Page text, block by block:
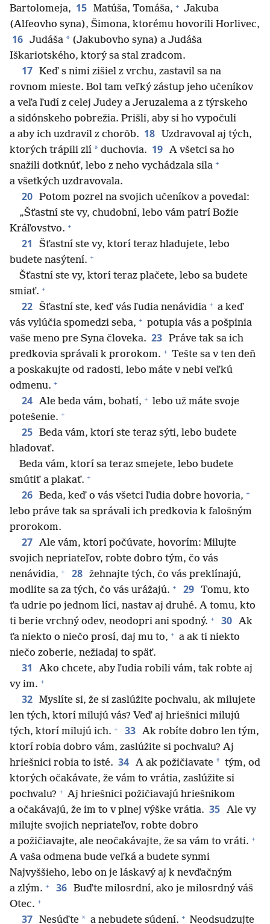
Bartolomeja, 15 Matúša, Tomáša, + Jakuba
(Alfeovho syna), Šimona, ktorému hovorili Horlivec,
16 Judáša * (Jakubovho syna) a Judáša
Iškariotského, ktorý sa stal zradcom.
17 Keď s nimi zišiel z vrchu, zastavil sa na
rovnom mieste. Bol tam veľký zástup jeho učeníkov
a veľa ľudí z celej Judey a Jeruzalema a z týrskeho
a sidónskeho pobrežia. Prišli, aby si ho vypočuli
a aby ich uzdravil z chorôb. 18
Uzdravoval aj tých,
ktorých trápili zlí * duchovia. 19 A všetci sa ho
snažili dotknúť, lebo z neho vychádzala sila +
a všetkých uzdravovala.
20 Potom pozrel na svojich učeníkov a povedal:
„Šťastní ste vy, chudobní, lebo vám patrí Božie
Kráľovstvo. +
21
Šťastní ste vy, ktorí teraz hladujete, lebo
budete nasýtení. +
Šťastní ste vy, ktorí teraz plačete, lebo sa budete
smiať. +
22 Šťastní ste, keď vás ľudia nenávidia + a keď
vás vylúčia spomedzi seba, + potupia vás a pošpinia
vaše meno pre Syna človeka. 23 Práve tak sa ich
predkovia správali k prorokom. + Tešte sa v ten deň
a poskakujte od radosti, lebo máte v nebi veľkú
odmenu. +
24 Ale beda vám, bohatí, + lebo už máte svoje
potešenie. +
25 Beda vám, ktorí ste teraz sýti, lebo budete
hladovať.
Beda vám, ktorí sa teraz smejete, lebo budete
smútiť a plakať. +
26 Beda, keď o vás všetci ľudia dobre hovoria, +
lebo práve tak sa správali ich predkovia k falošným
prorokom.
27 Ale vám, ktorí počúvate, hovorím: Milujte
svojich nepriateľov, robte dobro tým, čo vás
nenávidia, + 28 žehnajte tých, čo vás preklínajú,
modlite sa za tých, čo vás urážajú. + 29 Tomu, kto
ťa udrie po jednom líci, nastav aj druhé. A tomu, kto
ti berie vrchný odev, neodopri ani spodný. + 30 Ak
ťa niekto o niečo prosí, daj mu to, + a ak ti niekto
niečo zoberie, nežiadaj to späť.
31
Ako chcete, aby ľudia robili vám, tak robte aj
vy im. +
32 Myslíte si, že si zaslúžite pochvalu, ak milujete
len tých, ktorí milujú vás? Veď aj hriešnici milujú
tých, ktorí milujú ich. + 33 Ak robíte dobro len tým,
ktorí robia dobro vám, zaslúžite si pochvalu? Aj
hriešnici robia to isté. 34 A ak požičiavate * tým, od
ktorých očakávate, že vám to vrátia, zaslúžite si
pochvalu? + Aj hriešnici požičiavajú hriešnikom
a očakávajú, že im to v plnej výške vrátia. 35 Ale vy
milujte svojich nepriateľov, robte dobro
a požičiavajte, ale neočakávajte, že sa vám to vráti. +
A vaša odmena bude veľká a budete synmi
Najvyššieho, lebo on je láskavý aj k nevďačným
a zlým. + 36 Buďte milosrdní, ako je milosrdný váš
Otec. +
37 Nesúďte * a nebudete súdení. + Neodsudzujte